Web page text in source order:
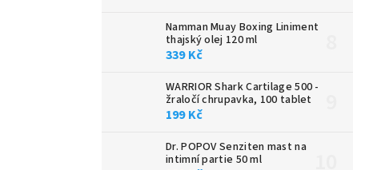
Namman Muay Boxing Liniment
thajský olej 120 ml
339 Kč
WARRIOR Shark Cartilage 500 -
žraločí chrupavka, 100 tablet
199 Kč
Dr. POPOV Senziten mast na
intimní partie 50 ml